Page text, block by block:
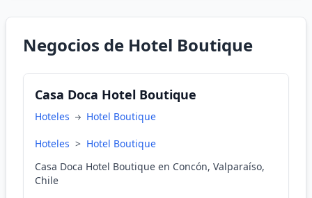
Negocios de Hotel Boutique
Casa Doca Hotel Boutique
Hoteles Hotel Boutique
Hoteles > Hotel Boutique
Casa Doca Hotel Boutique en Concón, Valparaíso,
Chile